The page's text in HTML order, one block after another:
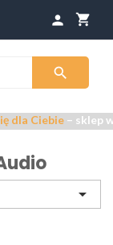
shopping_cart
person

dla Ciebie– sklep w
